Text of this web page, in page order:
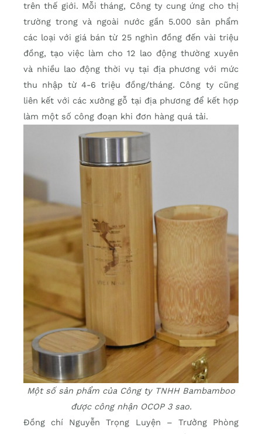
trên thế giới. Mỗi tháng, Công ty cung ứng cho thị
trường trong và ngoài nước gần 5.000 sản phẩm
các loại với giá bán từ 25 nghìn đồng đến vài triệu
đồng, tạo việc làm cho 12 lao động thường xuyên
và nhiều lao động thời vụ tại địa phương với mức
thu nhập từ 4-6 triệu đồng/tháng. Công ty cũng
liên kết với các xưởng gỗ tại địa phương để kết hợp
làm một số công đoạn khi đơn hàng quá tải.
Một số sản phẩm của Công ty TNHH Bambamboo
được công nhận OCOP 3 sao.
Đồng chí Nguyễn Trọng Luyện – Trưởng Phòng